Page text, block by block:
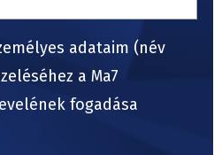
adataim (név
a Ma7
fogadása